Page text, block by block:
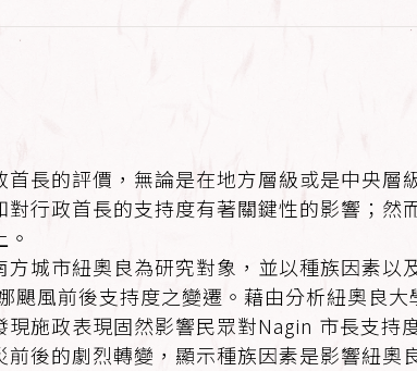
首長的評價，無論是在地方層級或是中央
對行政首長的支持度有著關鍵性的影響；
方城市紐奧良為研究對象，並以種族因素
颶風前後支持度之變遷。藉由分析紐奧良
現施政表現固然影響民眾對Nagin 市長支
前後的劇烈轉變，顯示種族因素是影響紐奧